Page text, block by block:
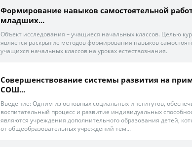
Формирование навыков самостоятельной
младших...
Объект исследования – учащиеся начальных классов. Целью
является раскрытие методов формирования навыков
учащихся начальных классов на уроках естествознания.
Совершенствование системы развития на
СОШ...
Введение: Одним из основных социальных институтов,
воспитательный процесс и развитие индивидуальных
являются учреждения дополнительного образования детей,
от общеобразовательных учреждений тем...